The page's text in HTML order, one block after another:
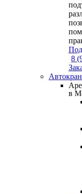
8
в